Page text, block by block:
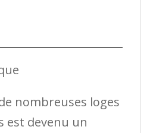
nombreuses loges
est devenu un